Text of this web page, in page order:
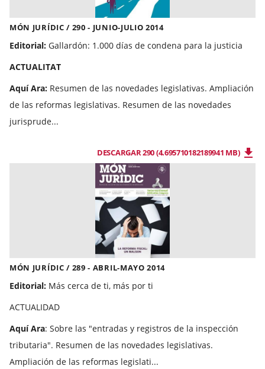
MÓN JURÍDIC / 290 - JUNIO-JULIO 2014
Editorial: Gallardón: 1.000 días de condena para la justicia
ACTUALITAT
Aquí Ara: Resumen de las novedades legislativas. Ampliación
de las reformas legislativas. Resumen de las novedades
jurisprude...
DESCARGAR 290 (4.695710182189941 MB)
MÓN JURÍDIC / 289 - ABRIL-MAYO 2014
Editorial: Más cerca de ti, más por ti
ACTUALIDAD
Aquí Ara: Sobre las "entradas y registros de la inspección
tributaria". Resumen de las novedades legislativas.
Ampliación de las reformas legislati...